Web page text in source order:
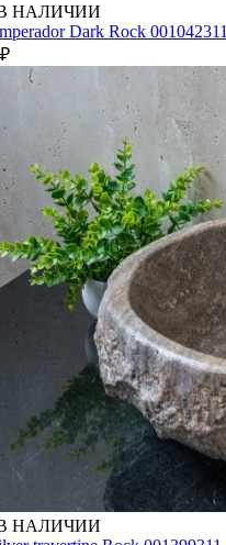
НАЛИЧИИ
Dark Rock 001042311
₽
НАЛИЧИИ